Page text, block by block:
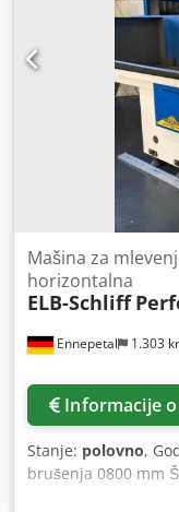
подешавањем
аутоматска
Djdpfscxxx Rox
Ennepetal 1.303
Mašina za
horizontalna
ELB-Schliff
Informacije
Stanje: polovno,
brušenja 0800 mm
400 mm Veličina